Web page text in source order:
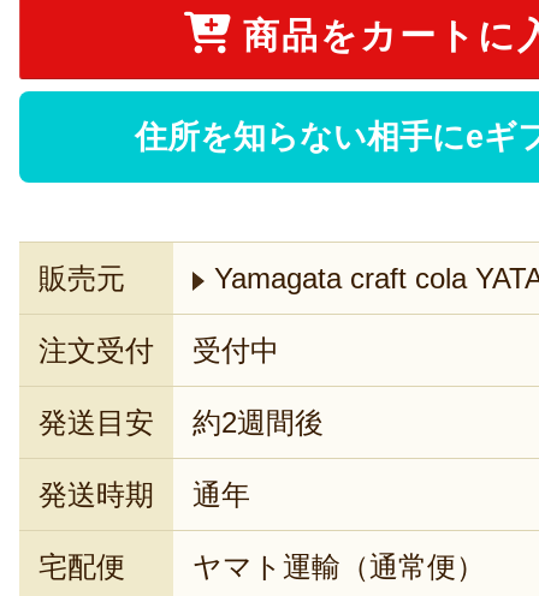
商品をカートに
住所を知らない相手にeギ
販売元 Yamagata craft cola
注文受付 受付中
発送目安 約2週間後
発送時期 通年
宅配便 ヤマト運輸（通常便）